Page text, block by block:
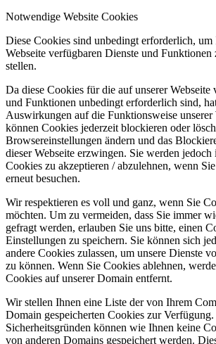
Notwendige Website Cookies
Diese Cookies sind unbedingt erforderlich, um
Webseite verfügbaren Dienste und Funktionen
stellen.
Da diese Cookies für die auf unserer Webseite
und Funktionen unbedingt erforderlich sind,
Auswirkungen auf die Funktionsweise unserer
können Cookies jederzeit blockieren oder
Browsereinstellungen ändern und das
dieser Webseite erzwingen. Sie werden
Cookies zu akzeptieren / abzulehnen, wenn
erneut besuchen.
Wir respektieren es voll und ganz, wenn Sie
möchten. Um zu vermeiden, dass Sie immer
gefragt werden, erlauben Sie uns bitte, einen
Einstellungen zu speichern. Sie können sich
andere Cookies zulassen, um unsere Dienste
zu können. Wenn Sie Cookies ablehnen,
Cookies auf unserer Domain entfernt.
Wir stellen Ihnen eine Liste der von Ihrem
Domain gespeicherten Cookies zur
Sicherheitsgründen können wie Ihnen keine
von anderen Domains gespeichert werden.